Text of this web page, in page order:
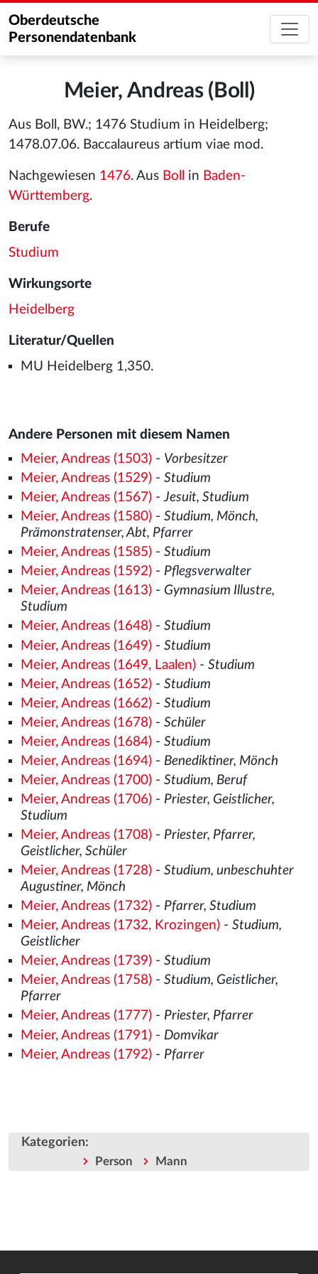
Oberdeutsche
Personendatenbank
Meier, Andreas (Boll)
Aus Boll, BW.; 1476 Studium in Heidelberg;
1478.07.06. Baccalaureus artium viae mod.
Nachgewiesen 1476. Aus Boll in Baden-
Württemberg.
Berufe
Studium
Wirkungsorte
Heidelberg
Literatur/Quellen
MU Heidelberg 1,350.
Andere Personen mit diesem Namen
Meier, Andreas (1503)- Vorbesitzer
Meier, Andreas (1529)- Studium
Meier, Andreas (1567)-Jesuit, Studium
Meier, Andreas (1580)- Studium, Mönch,
Prämonstratenser, Abt, Pfarrer
Meier, Andreas (1585)- Studium
Meier, Andreas (1592)- Pflegsverwalter
Meier, Andreas (1613)- Gymnasium Illustre,
Studium
Meier, Andreas (1648)- Studium
Meier, Andreas (1649)- Studium
Meier, Andreas (1649, Laalen)- Studium
Meier, Andreas (1652)- Studium
Meier, Andreas (1662)- Studium
Meier, Andreas (1678)- Schüler
Meier, Andreas (1684)- Studium
Meier, Andreas (1694)- Benediktiner, Mönch
Meier, Andreas (1700)- Studium, Beruf
Meier, Andreas (1706)- Priester, Geistlicher,
Studium
Meier, Andreas (1708)- Priester, Pfarrer,
Geistlicher, Schüler
Meier, Andreas (1728)- Studium, unbeschuhter
Augustiner, Mönch
Meier, Andreas (1732)- Pfarrer, Studium
Meier, Andreas (1732, Krozingen)- Studium,
Geistlicher
Meier, Andreas (1739)- Studium
Meier, Andreas (1758)- Studium, Geistlicher,
Pfarrer
Meier, Andreas (1777)- Priester, Pfarrer
Meier, Andreas (1791)- Domvikar
Meier, Andreas (1792)- Pfarrer
Kategorien:
Person Mann